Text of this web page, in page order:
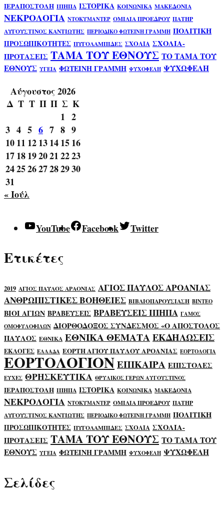
ΙΕΡΑΠΟΣΤΟΛΗ ΙΠΗΠΑ ΙΣΤΟΡΙΚΑ ΚΟΙΝΩΝΙΚΑ ΜΑΚΕΔΟΝΙΑ
ΝΕΚΡΟΛΟΓΙΑ ΝΤΟΚΥΜΑΝΤΕΡ ΟΜΙΛΙΑ ΠΡΟΕΔΡΟΥ ΠΑΤΗΡ
ΑΥΓΟΥΣΤΙΝΟΣ ΚΑΝΤΙΩΤΗΣ ΠΕΡΙΟΔΙΚΟ ΦΩΤΕΙΝΗ ΓΡΑΜΜΗ ΠΟΛΙΤΙΚΗ
ΠΡΟΣΩΠΙΚΟΤΗΤΕΣ ΠΥΓΟΛΑΜΠΙΔΕΣ ΣΧΟΛΙΑ ΣΧΟΛΙΑ-
ΠΡΟΤΑΣΕΙΣ ΤΑΜΑ ΤΟΥ ΕΘΝΟΥΣ ΤΟ ΤΑΜΑ ΤΟΥ
ΕΘΝΟΥΣ ΥΓΕΙΑ ΦΩΤΕΙΝΗ ΓΡΑΜΜΗ ΨΥΧΟΦΕΛΗ ΨΥΧΩΦΕΛΗ
Αύγουστος 2026
Δ Τ Τ Π Π Σ Κ
1 2
3 4 5 6 7 8 9
1011 1213141516
17181920212223
24252627282930
31
« Ιούλ
YouTube Facebook Twitter
Ετικέτες
2019 ΑΓΙΟΣ ΠΑΥΛΟΣ ΑΡΑΟΝΙΑΣ ΑΓΙΟΣ ΠΑΥΛΟΣ ΑΡΟΑΝΙΑΣ
ΑΝΘΡΩΠΙΣΤΙΚΕΣ ΒΟΗΘΕΙΕΣ ΒΙΒΛΙΟΠΑΡΟΥΣΙΑΣΗ ΒΙΝΤΕΟ
ΒΙΟΙ ΑΓΙΩΝ ΒΡΑΒΕΥΣΕΙΣ ΒΡΑΒΕΥΣΕΙΣ ΙΠΗΠΑ ΓΑΜΟΣ
ΟΜΟΦΥΛΟΦΙΛΩΝ ΔΙΟΡΘΟΔΟΞΟΣ ΣΥΝΔΕΣΜΟΣ «Ο ΑΠΟΣΤΟΛΟΣ
ΠΑΥΛΟΣ ΕΘΝΙΚΑ ΕΘΝΙΚΑ ΘΕΜΑΤΑΕΚΔΗΛΩΣΕΙΣ
ΕΚΛΟΓΕΣ ΕΛΛΑΔΑ ΕΟΡΤΗ ΑΓΙΟΥ ΠΑΥΛΟΥ ΑΡΟΑΝΙΑΣ ΕΟΡΤΟΛΟΓΙΑ
ΕΟΡΤΟΛΟΓΙΟΝΕΠΙΚΑΙΡΑ ΕΠΙΣΤΟΛΕΣ
ΕΥΧΕΣ ΘΡΗΣΚΕΥΤΙΚΑ ΘΡΥΛΙΚΟΣ ΓΕΡΩΝ ΑΥΓΟΥΣΤΙΝΟΣ
ΙΕΡΑΠΟΣΤΟΛΗ ΙΠΗΠΑ ΙΣΤΟΡΙΚΑ ΚΟΙΝΩΝΙΚΑ ΜΑΚΕΔΟΝΙΑ
ΝΕΚΡΟΛΟΓΙΑ ΝΤΟΚΥΜΑΝΤΕΡ ΟΜΙΛΙΑ ΠΡΟΕΔΡΟΥ ΠΑΤΗΡ
ΑΥΓΟΥΣΤΙΝΟΣ ΚΑΝΤΙΩΤΗΣ ΠΕΡΙΟΔΙΚΟ ΦΩΤΕΙΝΗ ΓΡΑΜΜΗ ΠΟΛΙΤΙΚΗ
ΠΡΟΣΩΠΙΚΟΤΗΤΕΣ ΠΥΓΟΛΑΜΠΙΔΕΣ ΣΧΟΛΙΑ ΣΧΟΛΙΑ-
ΠΡΟΤΑΣΕΙΣ ΤΑΜΑ ΤΟΥ ΕΘΝΟΥΣ ΤΟ ΤΑΜΑ ΤΟΥ
ΕΘΝΟΥΣ ΥΓΕΙΑ ΦΩΤΕΙΝΗ ΓΡΑΜΜΗ ΨΥΧΟΦΕΛΗ ΨΥΧΩΦΕΛΗ
Σελίδες